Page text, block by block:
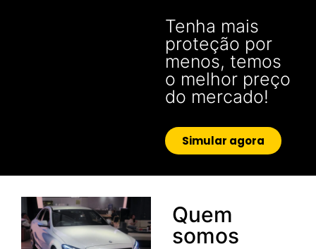
Tenha mais
proteção por
menos, temos
o melhor preço
do mercado!
Simular agora
Quem
somos